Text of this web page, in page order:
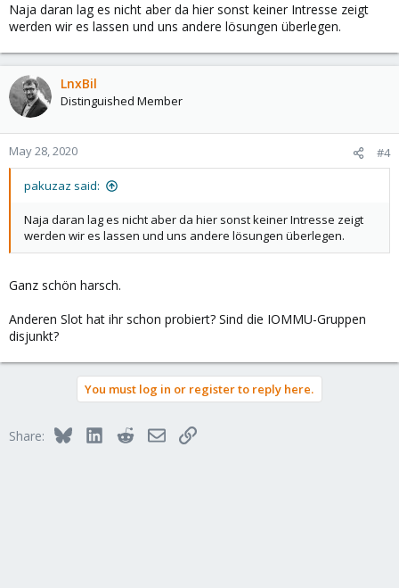
Naja daran lag es nicht aber da hier sonst keiner Intresse zeigt
werden wir es lassen und uns andere lösungen überlegen.
LnxBil
Distinguished Member
May 28, 2020 #4
pakuzaz said:
Naja daran lag es nicht aber da hier sonst keiner Intresse zeigt
werden wir es lassen und uns andere lösungen überlegen.
Ganz schön harsch.
Anderen Slot hat ihr schon probiert? Sind die IOMMU-Gruppen
disjunkt?
You must log in or register to reply here.
Share: BlueskyLinkedInRedditEmailLink